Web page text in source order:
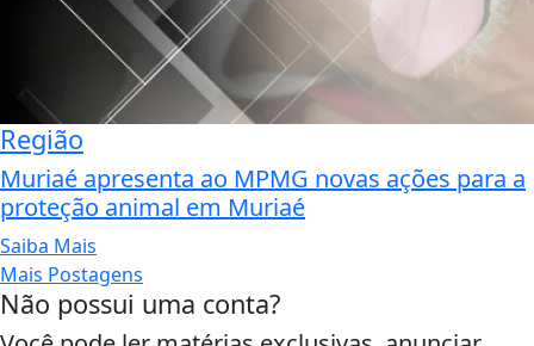
Região
Muriaé apresenta ao MPMG novas ações para a
proteção animal em Muriaé
Saiba Mais
Mais Postagens
Não possui uma conta?